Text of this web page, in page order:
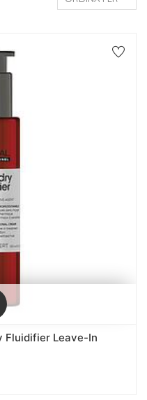
Fluidifier Leave-In